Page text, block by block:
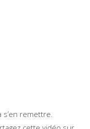
s’en remettre.